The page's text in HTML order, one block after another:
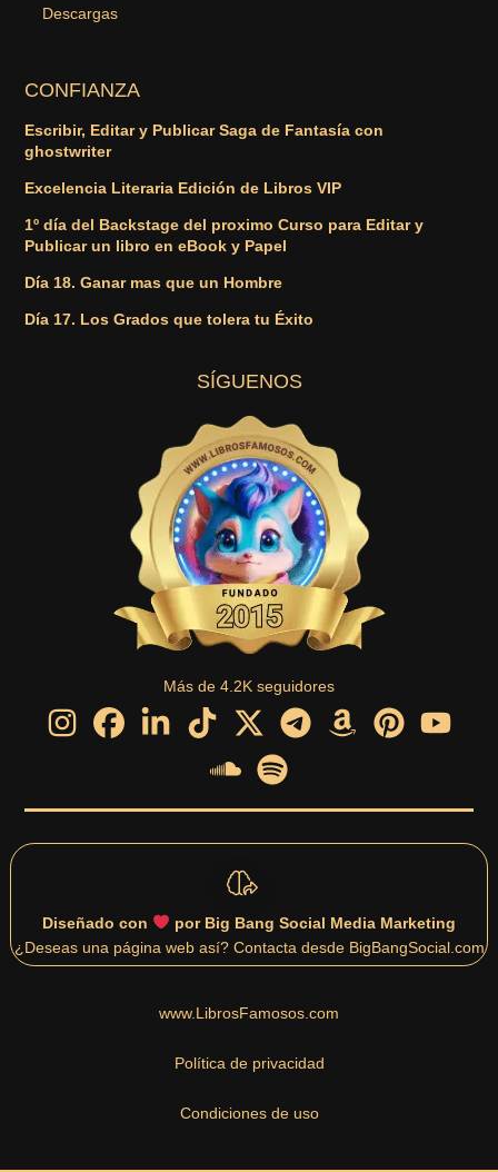
Descargas
CONFIANZA
Escribir, Editar y Publicar Saga de Fantasía con
ghostwriter
Excelencia Literaria Edición de Libros VIP
1º día del Backstage del proximo Curso para Editar y
Publicar un libro en eBook y Papel
Día 18. Ganar mas que un Hombre
Día 17. Los Grados que tolera tu Éxito
SÍGUENOS
Más de 4.2K seguidores
Diseñado con
por Big Bang Social Media Marketing
¿Deseas una página web así? Contacta desde BigBangSocial.com
www.LibrosFamosos.com
Política de privacidad
Condiciones de uso